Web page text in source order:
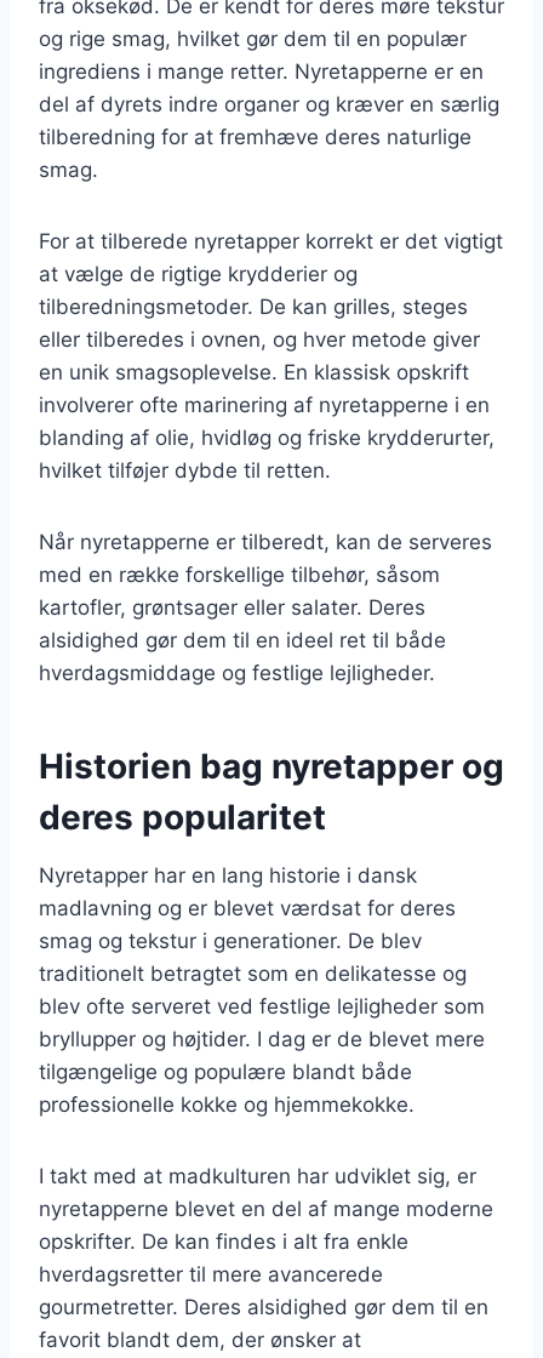
fra oksekød. De er kendt for deres møre tekstur
og rige smag, hvilket gør dem til en populær
ingrediens i mange retter. Nyretapperne er en
del af dyrets indre organer og kræver en særlig
tilberedning for at fremhæve deres naturlige
smag.
For at tilberede nyretapper korrekt er det vigtigt
at vælge de rigtige krydderier og
tilberedningsmetoder. De kan grilles, steges
eller tilberedes i ovnen, og hver metode giver
en unik smagsoplevelse. En klassisk opskrift
involverer ofte marinering af nyretapperne i en
blanding af olie, hvidløg og friske krydderurter,
hvilket tilføjer dybde til retten.
Når nyretapperne er tilberedt, kan de serveres
med en række forskellige tilbehør, såsom
kartofler, grøntsager eller salater. Deres
alsidighed gør dem til en ideel ret til både
hverdagsmiddage og festlige lejligheder.
Historien bag nyretapper og
deres popularitet
Nyretapper har en lang historie i dansk
madlavning og er blevet værdsat for deres
smag og tekstur i generationer. De blev
traditionelt betragtet som en delikatesse og
blev ofte serveret ved festlige lejligheder som
bryllupper og højtider. I dag er de blevet mere
tilgængelige og populære blandt både
professionelle kokke og hjemmekokke.
I takt med at madkulturen har udviklet sig, er
nyretapperne blevet en del af mange moderne
opskrifter. De kan findes i alt fra enkle
hverdagsretter til mere avancerede
gourmetretter. Deres alsidighed gør dem til en
favorit blandt dem, der ønsker at